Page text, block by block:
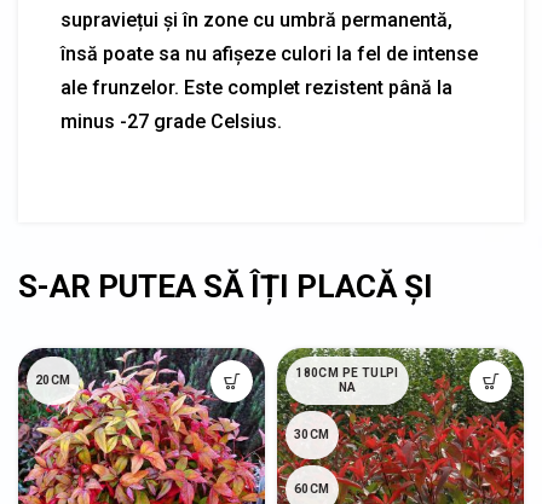
supraviețui și în zone cu umbră permanentă,
însă poate sa nu afișeze culori la fel de intense
ale frunzelor. Este complet rezistent până la
minus -27 grade Celsius.
20CM
180CM PE TULPI
NA
30CM
60CM